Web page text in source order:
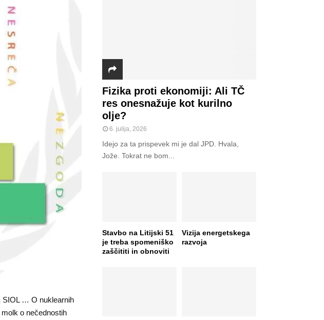
SIOL … O nuklearnih
o nečednostih
Fizika proti ekonomiji: Ali TČ
res onesnažuje kot kurilno
olje?
6. julija, 2026
Idejo za ta prispevek mi je dal JPD. Hvala,
Jože. Tokrat ne bom...
Stavbo na Litijski 51
je treba spomeniško
zaščititi in obnoviti
Vizija energetskega
razvoja